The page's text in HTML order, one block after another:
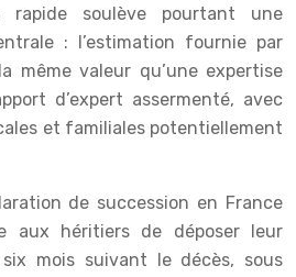
soulève pourtant une
: l’estimation fournie par
même valeur qu’une expertise
d’expert assermenté, avec
et familiales potentiellement
de succession en France
aux héritiers de déposer leur
mois suivant le décès, sous